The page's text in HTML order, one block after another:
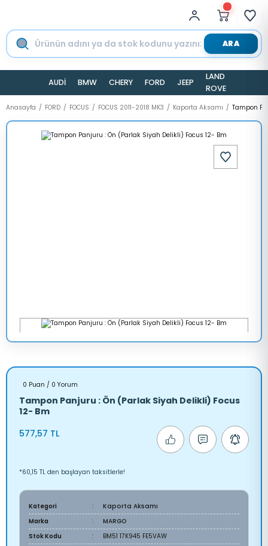
ARA
AUDİ BMW CHERY FORD JEEP
LAND
ROVER
Anasayfa FORD FOCUS FOCUS 2011-2018 MK3 Kaporta Aksamı Tampon
0 Puan / 0 Yorum
Tampon Panjuru : Ön (Parlak Siyah Delikli) Focus
12- Bm
577,57 TL
*60,15 TL den başlayan taksitlerle!
Kategori
Kaporta Aksamı
Marka
MARGO
Stok Kodu
BM51 17K945 FE5VAW